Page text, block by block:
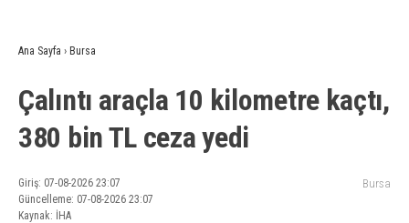
Ana Sayfa › Bursa
Çalıntı araçla 10 kilometre kaçtı,
380 bin TL ceza yedi
Giriş: 07-08-2026 23:07
Güncelleme: 07-08-2026 23:07
Kaynak: İHA
Bursa